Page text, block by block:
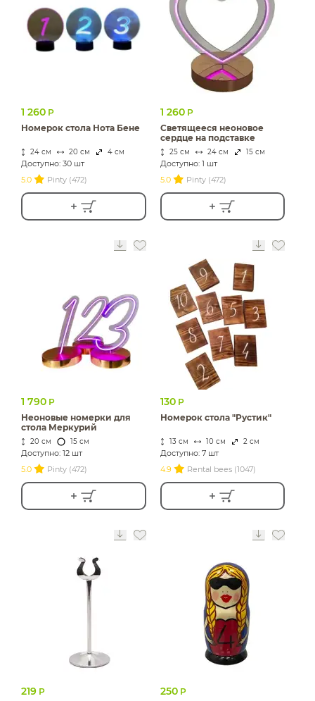
1 260 Р
Номерок стола Нота Бене
24 см 20 см 4 см
Доступно: 30 шт
5.0
Pinty (472)
1 260 Р
Светящееся неоновое
сердце на подставке
25 см 24 см 15 см
Доступно: 1 шт
5.0
Pinty (472)
1 790 Р
Неоновые номерки для
стола Меркурий
20 см 15 см
Доступно: 12 шт
5.0
Pinty (472)
130 Р
Номерок стола "Рустик"
13 см 10 см 2 см
Доступно: 7 шт
4.9
Rental bees (1047)
219 Р
250 Р